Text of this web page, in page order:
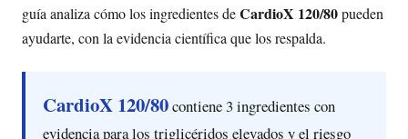
guía analiza cómo los ingredientes deCardioX 120/80pueden
ayudarte, con la evidencia científica que los respalda.
CardioX 120/80contiene 3 ingredientes con
evidencia para los triglicéridos elevados y el riesgo